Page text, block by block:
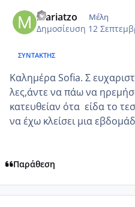
mariatzo Μέλη
Δημοσίευση 12
ΣΥΝΤΆΚΤΗΣ
Καλημέρα Sofia. Σ
λες,άντε να πάω να
κατευθείαν ότα είδα το
να έχω κλείσει μια
Παράθεση